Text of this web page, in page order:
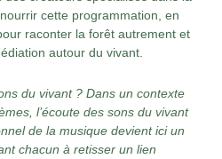
cette programmation, en
raconter la forêt autrement et
autour du vivant.
du vivant ? Dans un contexte
l’écoute des sons du vivant
de la musique devient ici un
chacun à retisser un lien